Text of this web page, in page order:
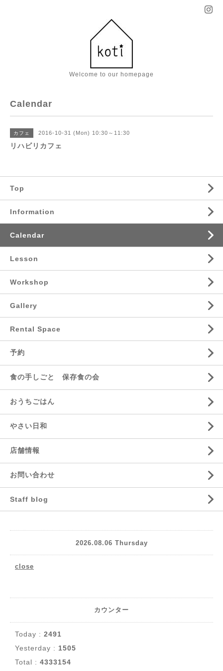
Welcome to our homepage
Calendar
カフェ 2016-10-31 (Mon) 10:30～11:30
リハビリカフェ
Top
Information
Calendar
Lesson
Workshop
Gallery
Rental Space
予約
食の手しごと 保存食の会
おうちごはん
やさい日和
店舗情報
お問い合わせ
Staff blog
2026.08.06 Thursday
close
カウンター
Today : 2491
Yesterday : 1505
Total : 4333154